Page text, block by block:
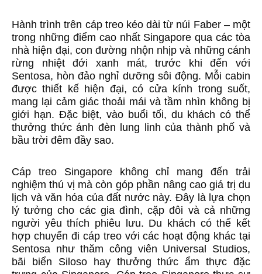
Hành trình trên cáp treo kéo dài từ núi Faber – một
trong những điểm cao nhất Singapore qua các tòa
nhà hiện đại, con đường nhộn nhịp và những cánh
rừng nhiệt đới xanh mát, trước khi đến với
Sentosa, hòn đảo nghỉ dưỡng sôi động. Mỗi cabin
được thiết kế hiện đại, có cửa kính trong suốt,
mang lại cảm giác thoải mái và tầm nhìn không bị
giới hạn. Đặc biệt, vào buổi tối, du khách có thể
thưởng thức ánh đèn lung linh của thành phố và
bầu trời đêm đầy sao.
Cáp treo Singapore không chỉ mang đến trải
nghiệm thú vị mà còn góp phần nâng cao giá trị du
lịch và văn hóa của đất nước này. Đây là lựa chọn
lý tưởng cho các gia đình, cặp đôi và cả những
người yêu thích phiêu lưu. Du khách có thể kết
hợp chuyến đi cáp treo với các hoạt động khác tại
Sentosa như thăm công viên Universal Studios,
bãi biển Siloso hay thưởng thức ẩm thực đặc